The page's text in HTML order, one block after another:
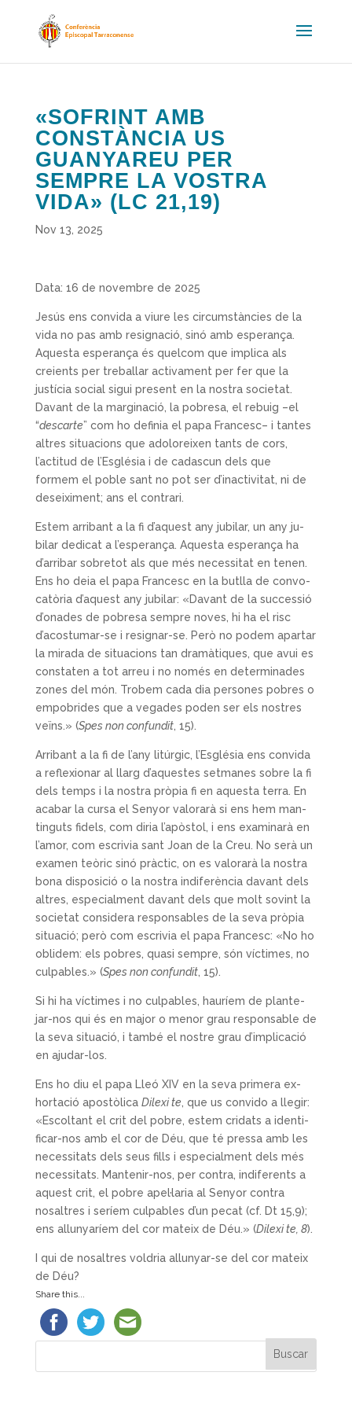
«SOFRINT AMB
CONSTÀNCIA US
GUANYAREU PER
SEMPRE LA VOSTRA
VIDA» (LC 21,19)
Nov 13, 2025
Data: 16 de novembre de 2025
Jesús ens convida a viure les circumstàncies de la
vida no pas amb resig­nació, sinó amb esperança.
Aquesta esperança és quelcom que implica als
creients per treballar activament per fer que la
justícia social sigui present en la nostra societat.
Davant de la marginació, la pobresa, el rebuig –el
“descarte” com ho definia el papa Francesc– i tantes
altres situacions que adolo­reixen tants de cors,
l’actitud de l’Església i de ca­dascun dels que
formem el poble sant no pot ser d’inactivitat, ni de
deseiximent; ans el contrari.
Estem arribant a la fi d’aquest any jubilar, un any ju­
bilar dedicat a l’esperança. Aquesta esperança ha
d’arribar sobretot als que més necessitat en tenen.
Ens ho deia el papa Francesc en la butlla de convo­
catòria d’aquest any jubilar: «Davant de la succes­sió
d’onades de pobresa sempre noves, hi ha el risc
d’acostumar-se i resignar-se. Però no podem apartar
la mirada de situacions tan dramàtiques, que avui es
constaten a tot arreu i no només en determinades
zones del món. Trobem cada dia persones pobres o
empobrides que a vegades poden ser els nostres
veïns.» (Spes non confundit, 15).
Arribant a la fi de l’any litúrgic, l’Església ens convida
a reflexionar al llarg d’aquestes setmanes sobre la fi
dels temps i la nostra pròpia fi en aquesta terra. En
acabar la cursa el Senyor valorarà si ens hem man­
tinguts fidels, com diria l’apòstol, i ens examinarà en
l’amor, com escrivia sant Joan de la Creu. No serà un
examen teòric sinó pràctic, on es valorarà la nostra
bona disposició o la nostra indiferència davant dels
altres, especialment davant dels que molt sovint la
societat considera responsables de la seva pròpia
si­tuació; però com escrivia el papa Francesc: «No ho
oblidem: els pobres, quasi sempre, són víctimes, no
culpables.» (Spes non confundit, 15).
Si hi ha víctimes i no culpables, hauríem de plante­
jar-nos qui és en major o menor grau responsable de
la seva situació, i també el nostre grau d’implicació
en ajudar-los.
Ens ho diu el papa Lleó XIV en la seva primera ex­
hortació apostòlica Dilexi te , que us convido a llegir:
«Escoltant el crit del pobre, estem cridats a identi­
ficar-nos amb el cor de Déu, que té pressa amb les
necessitats dels seus fills i especialment dels més
necessitats. Mantenir-nos, per contra, indiferents a
aquest crit, el pobre apel·laria al Senyor contra
nosal­tres i seríem culpables d’un pecat (cf. Dt 15,9);
ens allunyaríem del cor mateix de Déu.» (Dilexi te, 8).
I qui de nosaltres voldria allunyar-se del cor mateix
de Déu?
Share this...